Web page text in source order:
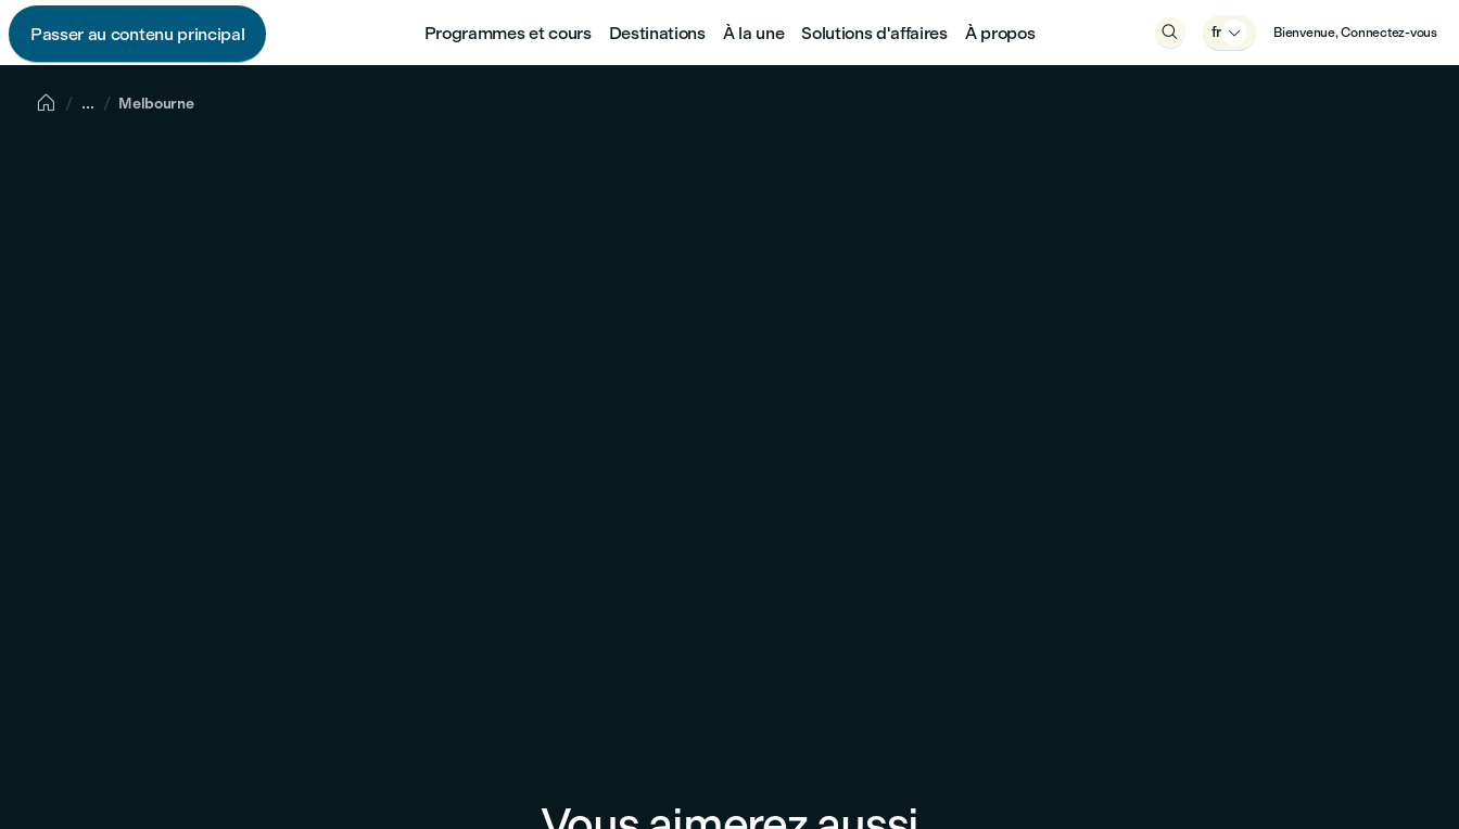
Passer au contenu principal Programmes et cours Destinations À la une Solutions d'affaires À propos  fr  Bienvenue, Connectez-vous
 ... Melbourne